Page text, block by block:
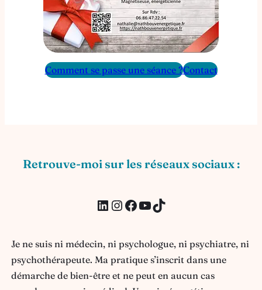
Comment se passe une séance ?Contact
Retrouve-moi sur les réseaux sociaux :
LinkedIn
Instagram
Facebook
YouTube
TikTok
Je ne suis ni médecin, ni psychologue, ni psychiatre, ni
psychothérapeute. Ma pratique s’inscrit dans une
démarche de bien-être et ne peut en aucun cas